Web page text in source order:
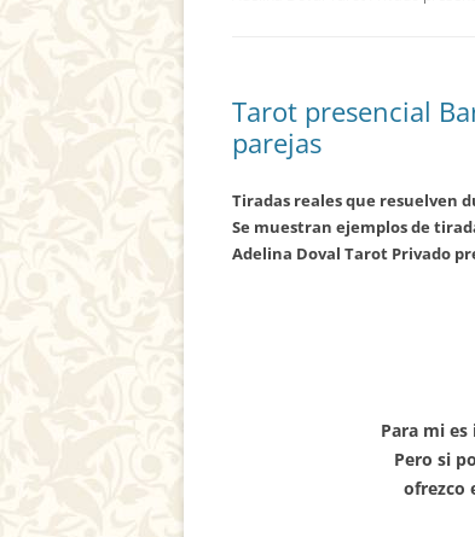
Tarot presencial
parejas
Tiradas reales que resuelven
Se muestran ejemplos de
Adelina Doval Tarot Privado
Para mi
Pero si
ofrezco